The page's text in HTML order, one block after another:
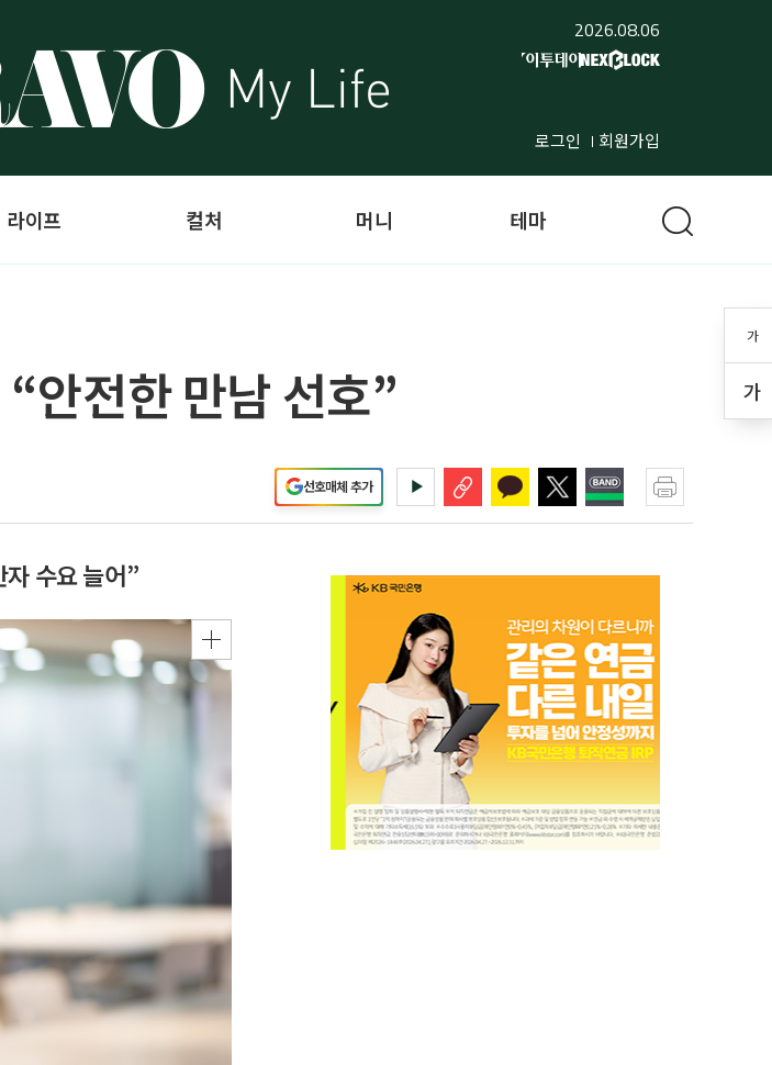
2026.08.06
로그인 회원가입
가
가
라이프 컬처 머니 테마
안전한 만남 선호”
선호매체 추가
수요 늘어”